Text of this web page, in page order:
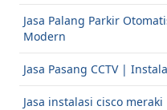
Jasa Palang Parkir
Modern
Jasa Pasang CCTV |
Jasa instalasi cisco meraki